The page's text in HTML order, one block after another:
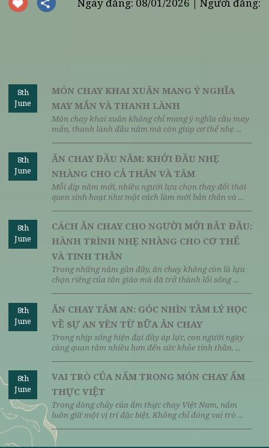
XEM THÊM
tìm về sự an yên tại Vị Lai
Ẩm thực chay: Nghệ thuật chế biến món Việt theo
phong vị Vị Lai
Nguyên liệu sạch trong ẩm thực chay - Bí quyết
tạo vị ngon tự nhiên
Ăn chay 100 ngày và những điều bạn nên biết
Ngày đăng: 08/01/2026 | Người
8th MÓN CHAY KHAI XUÂN MANG Ý NGHĨA
MAY MẮN VÀ THANH LÀNH
Món chay khai xuân không chỉ mang ý nghĩa cầu may
mắn, thanh lành đầu năm mà còn giúp cơ thể nhẹ ...
8th
June
ĂN CHAY ĐẦU NĂM: KHỞI ĐẦU NHẸ
NHÀNG CHO CẢ THÂN VÀ TÂM
Mỗi dịp năm mới, nhiều người lựa chọn thay đổi thói
quen sinh hoạt như một cách làm mới bản thân và ...